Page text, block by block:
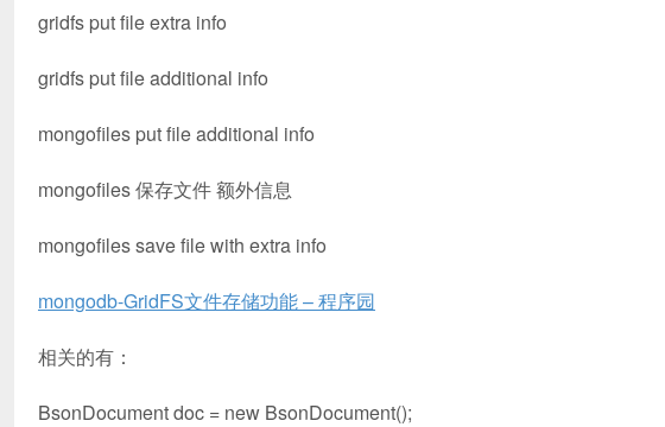
gridfs put file extra info
gridfs put file additional info
mongofiles put file additional info
mongofiles 保存文件 额外信息
mongofiles save file with extra info
mongodb-GridFS文件存储功能 – 程序园
相关的有：
BsonDocument doc = new BsonDocument();